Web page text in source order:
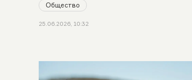
Общество
25.06.2026, 10:32